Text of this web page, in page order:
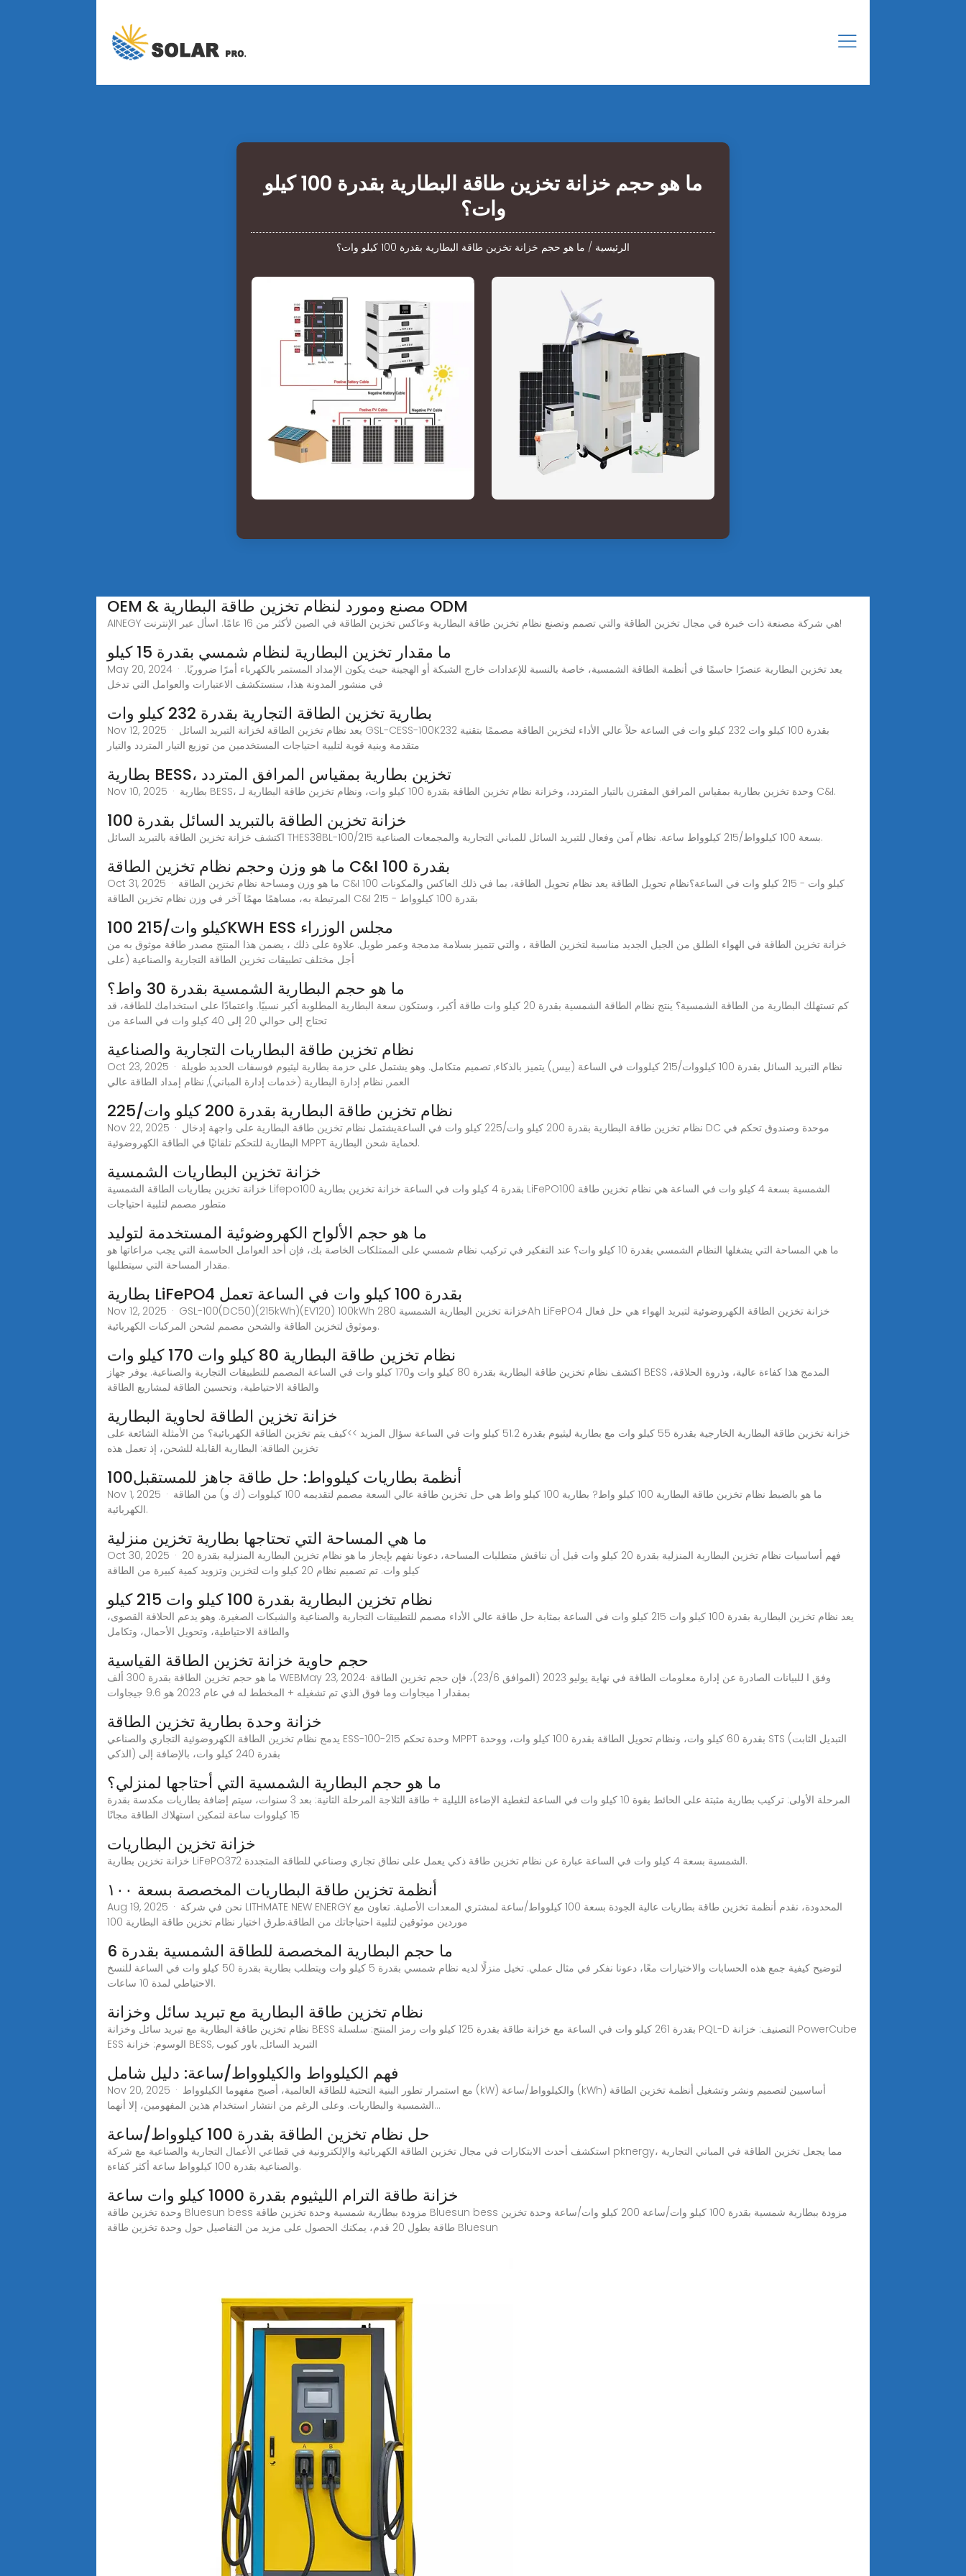
ما هو حجم خزانة تخزين طاقة البطارية بقدرة 100 كيلو
وات؟
الرئيسية / ما هو حجم خزانة تخزين طاقة البطارية بقدرة 100 كيلو وات؟
OEM & مصنع ومورد لنظام تخزين طاقة البطارية ODM
AINEGY هي شركة مصنعة ذات خبرة في مجال تخزين الطاقة والتي تصمم وتصنع نظام تخزين طاقة البطارية وعاكس تخزين الطاقة في الصين لأكثر من 16 عامًا. اسأل عبر الإنترنت!
ما مقدار تخزين البطارية لنظام شمسي بقدرة 15 كيلو
May 20, 2024 · يعد تخزين البطارية عنصرًا حاسمًا في أنظمة الطاقة الشمسية، خاصة بالنسبة للإعدادات خارج الشبكة أو الهجينة حيث يكون الإمداد المستمر بالكهرباء أمرًا ضروريًا.
في منشور المدونة هذا، سنستكشف الاعتبارات والعوامل التي تدخل
بطارية تخزين الطاقة التجارية بقدرة 232 كيلو وات
Nov 12, 2025 · يعد نظام تخزين الطاقة لخزانة التبريد السائل GSL-CESS-100K232 بقدرة 100 كيلو وات 232 كيلو وات في الساعة حلاً عالي الأداء لتخزين الطاقة مصممًا بتقنية
متقدمة وبنية قوية لتلبية احتياجات المستخدمين من توزيع التيار المتردد والتيار
بطارية BESS، تخزين بطارية بمقياس المرافق المتردد
Nov 10, 2025 · بطارية BESS، وحدة تخزين بطارية بمقياس المرافق المقترن بالتيار المتردد، وخزانة نظام تخزين الطاقة بقدرة 100 كيلو وات، ونظام تخزين طاقة البطارية لـ C&I.
خزانة تخزين الطاقة بالتبريد السائل بقدرة 100
اكتشف خزانة تخزين الطاقة بالتبريد السائل THES38BL-100/215 بسعة 100 كيلوواط/215 كيلوواط ساعة. نظام آمن وفعال للتبريد السائل للمباني التجارية والمجمعات الصناعية.
ما هو وزن وحجم نظام تخزين الطاقة C&I بقدرة 100
Oct 31, 2025 · ما هو وزن ومساحة نظام تخزين الطاقة C&I 100 كيلو وات - 215 كيلو وات في الساعة؟نظام تحويل الطاقة يعد نظام تحويل الطاقة، بما في ذلك العاكس والمكونات
المرتبطة به، مساهمًا مهمًا آخر في وزن نظام تخزين الطاقة C&I بقدرة 100 كيلوواط - 215
100 كيلو وات/215KWH ESS مجلس الوزراء
خزانة تخزين الطاقة في الهواء الطلق من الجيل الجديد مناسبة لتخزين الطاقة ، والتي تتميز بسلامة مدمجة وعمر طويل. علاوة على ذلك ، يضمن هذا المنتج مصدر طاقة موثوق به من
أجل مختلف تطبيقات تخزين الطاقة التجارية والصناعية (على
ما هو حجم البطارية الشمسية بقدرة 30 واط؟
كم تستهلك البطارية من الطاقة الشمسية؟ ينتج نظام الطاقة الشمسية بقدرة 20 كيلو وات طاقة أكبر، وستكون سعة البطارية المطلوبة أكبر نسبيًا. واعتمادًا على استخدامك للطاقة، قد
تحتاج إلى حوالي 20 إلى 40 كيلو وات في الساعة من
نظام تخزين طاقة البطاريات التجارية والصناعية
Oct 23, 2025 · نظام التبريد السائل بقدرة 100 كيلووات/215 كيلووات في الساعة (بيس) يتميز بالذكاء, تصميم متكامل. وهو يشتمل على حزمة بطارية ليثيوم فوسفات الحديد طويلة
العمر, نظام إدارة البطارية (خدمات إدارة المباني), نظام إمداد الطاقة عالي
نظام تخزين طاقة البطارية بقدرة 200 كيلو وات/225
Nov 22, 2025 · نظام تخزين طاقة البطارية بقدرة 200 كيلو وات/225 كيلو وات في الساعةيشتمل نظام تخزين طاقة البطارية على واجهة إدخال DC موحدة وصندوق تحكم في
البطارية للتحكم تلقائيًا في الطاقة الكهروضوئية MPPT لحماية شحن البطارية.
خزانة تخزين البطاريات الشمسية
خزانة تخزين بطاريات الطاقة الشمسية Lifepo100 بقدرة 4 كيلو وات في الساعة خزانة تخزين بطارية LiFePO100 الشمسية بسعة 4 كيلو وات في الساعة هي نظام تخزين طاقة
متطور مصمم لتلبية احتياجات
ما هو حجم الألواح الكهروضوئية المستخدمة لتوليد
ما هي المساحة التي يشغلها النظام الشمسي بقدرة 10 كيلو وات؟ عند التفكير في تركيب نظام شمسي على الممتلكات الخاصة بك، فإن أحد العوامل الحاسمة التي يجب مراعاتها هو
مقدار المساحة التي سيتطلبها.
بطارية LiFePO4 بقدرة 100 كيلو وات في الساعة تعمل
Nov 12, 2025 · GSL-100(DC50)(215kWh)(EV120) 100kWh خزانة تخزين البطارية الشمسية 280Ah LiFePO4 خزانة تخزين الطاقة الكهروضوئية لتبريد الهواء هي حل فعال
وموثوق لتخزين الطاقة والشحن مصمم لشحن المركبات الكهربائية.
نظام تخزين طاقة البطارية 80 كيلو وات 170 كيلو وات
اكتشف نظام تخزين طاقة البطارية بقدرة 80 كيلو وات و170 كيلو وات في الساعة المصمم للتطبيقات التجارية والصناعية. يوفر جهاز BESS المدمج هذا كفاءة عالية، وذروة الحلاقة،
والطاقة الاحتياطية، وتحسين الطاقة لمشاريع الطاقة
خزانة تخزين الطاقة لحاوية البطارية
خزانة تخزين طاقة البطارية الخارجية بقدرة 55 كيلو وات مع بطارية ليثيوم بقدرة 51.2 كيلو وات في الساعة سؤال المزيد >>كيف يتم تخزين الطاقة الكهربائية؟ من الأمثلة الشائعة على
تخزين الطاقة: البطارية القابلة للشحن، إذ تعمل هذه
100أنظمة بطاريات كيلوواط: حل طاقة جاهز للمستقبل
Nov 1, 2025 · ما هو بالضبط نظام تخزين طاقة البطارية 100 كيلو واط? بطارية 100 كيلو واط هي حل تخزين طاقة عالي السعة مصمم لتقديمه 100 كيلووات (ك و) من الطاقة
الكهربائية.
ما هي المساحة التي تحتاجها بطارية تخزين منزلية
Oct 30, 2025 · فهم أساسيات نظام تخزين البطارية المنزلية بقدرة 20 كيلو وات قبل أن نناقش متطلبات المساحة، دعونا نفهم بإيجاز ما هو نظام تخزين البطارية المنزلية بقدرة 20
كيلو وات. تم تصميم نظام 20 كيلو وات لتخزين وتزويد كمية كبيرة من الطاقة
نظام تخزين البطارية بقدرة 100 كيلو وات 215 كيلو
يعد نظام تخزين البطارية بقدرة 100 كيلو وات 215 كيلو وات في الساعة بمثابة حل طاقة عالي الأداء مصمم للتطبيقات التجارية والصناعية والشبكات الصغيرة. وهو يدعم الحلاقة القصوى،
والطاقة الاحتياطية، وتحويل الأحمال، وتكامل
حجم حاوية خزانة تخزين الطاقة القياسية
ما هو حجم تخزين الطاقة بقدرة 300 ألف WEBMay 23, 2024· وفق ا للبيانات الصادرة عن إدارة معلومات الطاقة في نهاية يوليو 2023 (الموافق 23/6)، فإن حجم تخزين الطاقة
بمقدار 1 ميجاوات وما فوق الذي تم تشغيله + المخطط له في عام 2023 هو 9.6 جيجاوات
خزانة وحدة بطارية تخزين الطاقة
يدمج نظام تخزين الطاقة الكهروضوئية التجاري والصناعي ESS-100-215 وحدة تحكم MPPT بقدرة 60 كيلو وات، ونظام تحويل الطاقة بقدرة 100 كيلو وات، ووحدة STS (التبديل الثابت
الذكي) بقدرة 240 كيلو وات، بالإضافة إلى
ما هو حجم البطارية الشمسية التي أحتاجها لمنزلي؟
المرحلة الأولى: تركيب بطارية مثبتة على الحائط بقوة 10 كيلو وات في الساعة لتغطية الإضاءة الليلية + طاقة الثلاجة المرحلة الثانية: بعد 3 سنوات، سيتم إضافة بطاريات مكدسة بقدرة
15 كيلووات ساعة لتمكين استهلاك الطاقة مجانًا
خزانة تخزين البطاريات
خزانة تخزين بطارية LiFePO372 الشمسية بسعة 4 كيلو وات في الساعة عبارة عن نظام تخزين طاقة ذكي يعمل على نطاق تجاري وصناعي للطاقة المتجددة.
أنظمة تخزين طاقة البطاريات المخصصة بسعة ١٠٠
Aug 19, 2025 · نحن في شركة LITHMATE NEW ENERGY المحدودة، نقدم أنظمة تخزين طاقة بطاريات عالية الجودة بسعة 100 كيلوواط/ساعة لمشتري المعدات الأصلية. تعاون مع
موردين موثوقين لتلبية احتياجاتك من الطاقة.طرق اختيار نظام تخزين طاقة البطارية 100
ما حجم البطارية المخصصة للطاقة الشمسية بقدرة 6
لتوضيح كيفية جمع هذه الحسابات والاختيارات معًا، دعونا نفكر في مثال عملي. تخيل منزلًا لديه نظام شمسي بقدرة 5 كيلو وات ويتطلب بطارية بقدرة 50 كيلو وات في الساعة للنسخ
الاحتياطي لمدة 10 ساعات.
نظام تخزين طاقة البطارية مع تبريد سائل وخزانة
نظام تخزين طاقة البطارية مع تبريد سائل وخزانة BESS بقدرة 261 كيلو وات في الساعة مع خزانة طاقة بقدرة 125 كيلو وات رمز المنتج: سلسلة PQL-D التصنيف: خزانة PowerCube
ESS الوسوم: خزانة BESS, التبريد السائل, باور كيوب
فهم الكيلوواط والكيلوواط/ساعة: دليل شامل
Nov 20, 2025 · مع استمرار تطور البنية التحتية للطاقة العالمية، أصبح مفهوما الكيلوواط (kW) والكيلوواط/ساعة (kWh) أساسيين لتصميم ونشر وتشغيل أنظمة تخزين الطاقة
الشمسية والبطاريات. وعلى الرغم من انتشار استخدام هذين المفهومين، إلا أنهما...
حل نظام تخزين الطاقة بقدرة 100 كيلوواط/ساعة
استكشف أحدث الابتكارات في مجال تخزين الطاقة الكهربائية والإلكترونية في قطاعي الأعمال التجارية والصناعية مع شركة pknergy، مما يجعل تخزين الطاقة في المباني التجارية
والصناعية بقدرة 100 كيلوواط ساعة أكثر كفاءة.
خزانة طاقة الترام الليثيوم بقدرة 1000 كيلو وات ساعة
وحدة تخزين طاقة Bluesun bess مزودة ببطارية شمسية وحدة تخزين طاقة Bluesun bess مزودة ببطارية شمسية بقدرة 100 كيلو وات/ساعة 200 كيلو وات/ساعة وحدة تخزين
طاقة بطول 20 قدم، يمكنك الحصول على مزيد من التفاصيل حول وحدة تخزين طاقة Bluesun